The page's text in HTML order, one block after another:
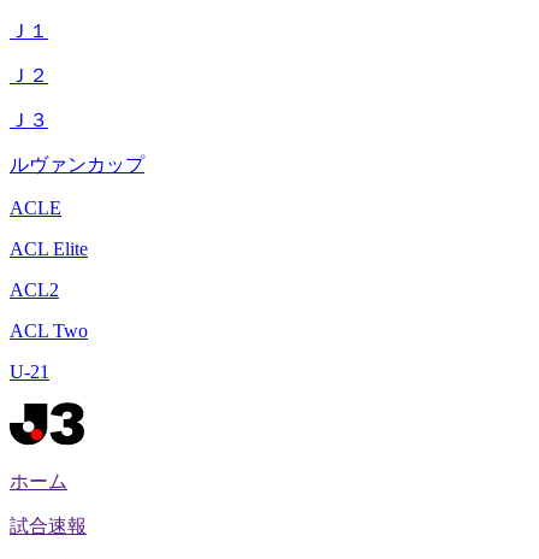
Ｊ１
Ｊ２
Ｊ３
ルヴァンカップ
ACLE
ACL Elite
ACL2
ACL Two
U-21
ホーム
試合速報